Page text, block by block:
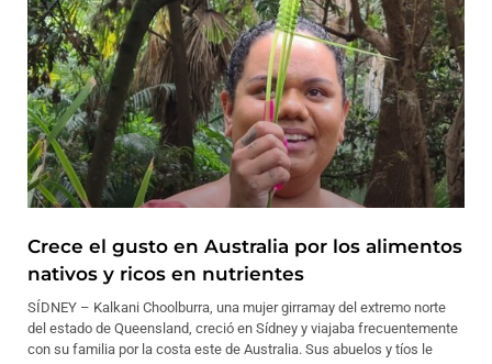
Crece el gusto en Australia por los alimentos
nativos y ricos en nutrientes
SÍDNEY – Kalkani Choolburra, una mujer girramay del extremo norte
del estado de Queensland, creció en Sídney y viajaba frecuentemente
con su familia por la costa este de Australia. Sus abuelos y tíos le